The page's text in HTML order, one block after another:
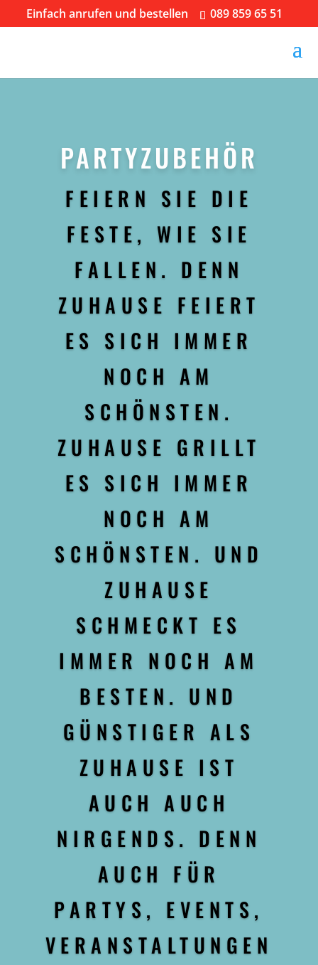
Einfach anrufen und bestellen 089 859 65 51
PARTYZUBEHÖR
FEIERN SIE DIE
FESTE, WIE SIE
FALLEN. DENN
ZUHAUSE FEIERT
ES SICH IMMER
NOCH AM
SCHÖNSTEN.
ZUHAUSE GRILLT
ES SICH IMMER
NOCH AM
SCHÖNSTEN. UND
ZUHAUSE
SCHMECKT ES
IMMER NOCH AM
BESTEN. UND
GÜNSTIGER ALS
ZUHAUSE IST
AUCH AUCH
NIRGENDS. DENN
AUCH FÜR
PARTYS, EVENTS,
VERANSTALTUNGEN